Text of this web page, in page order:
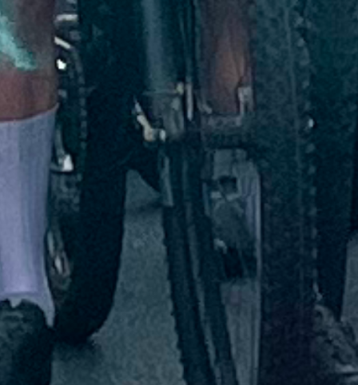
Bei der dritten Durchführung der offenen Grafschafter
Schockmeisterschaften wich die DJK wegen des großen
Interesses erstmals in den Speisesaal der Schützenhalle
aus. Mehr als 50 Teilnehmer waren erschienen, um am
von Lukas Heimes perfekt moderierten Jahresabschluss-
Event teilzunehmen.
Markus Rickert war das Würfelglück nicht hold, er
musste als Erster die Segel streichen – durfte sich aber
über einen Gutschein über einen Silvester-Krengel als
Trostpreis freuen. Mehr Glück und Können bewiesen
Peter Saßmannshausen und Ansgar Gödde, die die
Plätze drei und zwei belegten. Nicht zu schlagen war
aber der neue Grafschafter Schockmeister Stefan
Wiese.
Viel Trubel im Speisesaal und guter Umsatz für die DJK,
die ihren Mitgliedern und allen Grafschafterinnen und
Grafschaftern einen guten Rutsch ins neue Jahr
wünscht!